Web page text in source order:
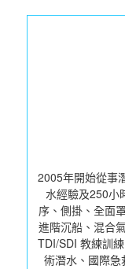
2005年開始從事
水經驗及250小
序、側掛、全面
進階沉船、混合
TDI/SDI 教練訓
術潛水、國際